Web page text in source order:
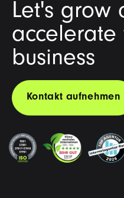
Let's grow
accelerate
business
Kontakt aufnehmen